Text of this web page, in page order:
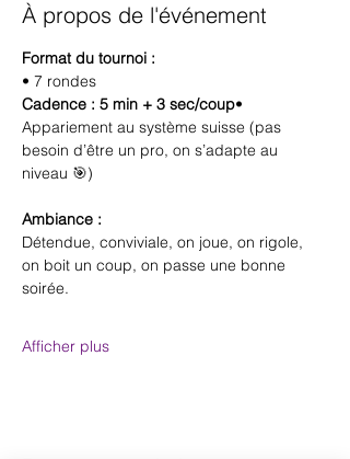
À propos de l'événement
Format du tournoi :
• 7 rondes
Cadence : 5 min + 3 sec/coup•
Appariement au système suisse (pas
besoin d’être un pro, on s’adapte au
niveau 🎯)
Ambiance :
Détendue, conviviale, on joue, on rigole,
on boit un coup, on passe une bonne
soirée.
Afficher plus